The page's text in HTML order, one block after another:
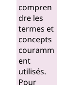
compren
dre les
termes et
concepts
couramm
ent
utilisés.
Pour